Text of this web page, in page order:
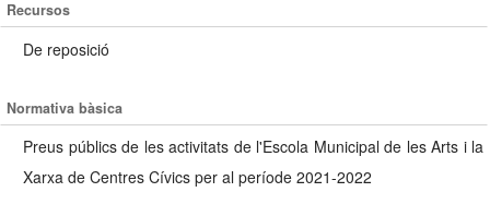
Recursos
De reposició
Normativa bàsica
Preus públics de les activitats de l'Escola Municipal de les Arts i la
Xarxa de Centres Cívics per al període 2021-2022